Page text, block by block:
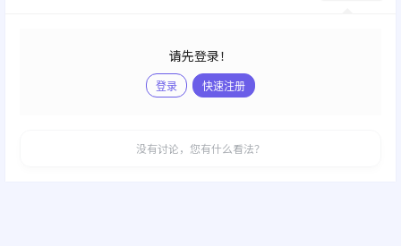
请先登录！
登录 快速注册
没有讨论，您有什么看法？